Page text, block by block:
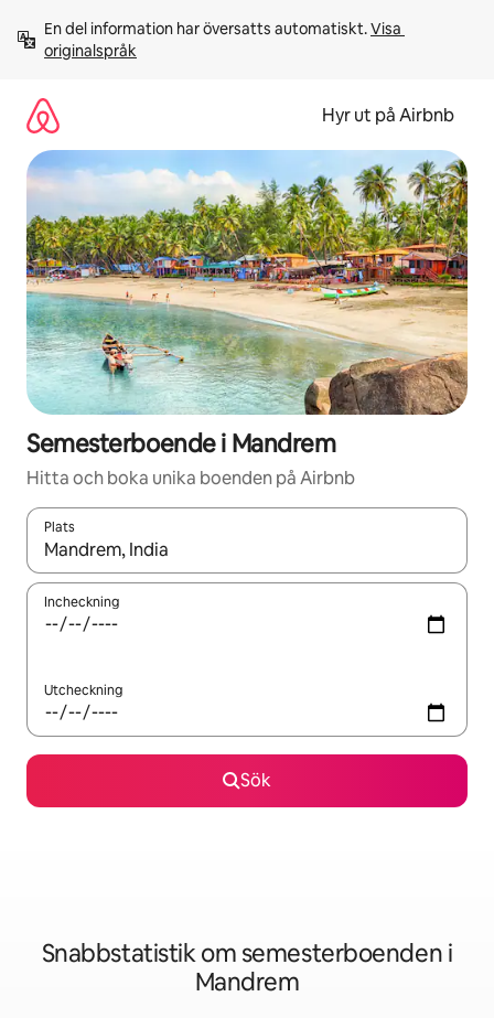
innehåll
En del information har översatts automatiskt. Visa
originalspråk
Hyr ut på Airbnb
Semesterboende i Mandrem
Hitta och boka unika boenden på Airbnb
Plats
När resultaten är tillgängliga kan du navigera med upp- och
Incheckning
Utcheckning
Sök
Snabbstatistik om semesterboenden i
Mandrem